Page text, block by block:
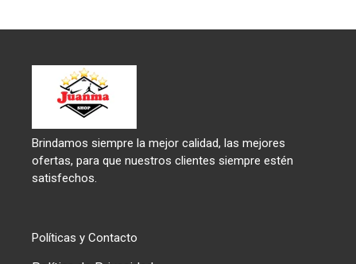
Brindamos siempre la mejor calidad, las mejores
ofertas, para que nuestros clientes siempre estén
satisfechos.
Políticas y Contacto